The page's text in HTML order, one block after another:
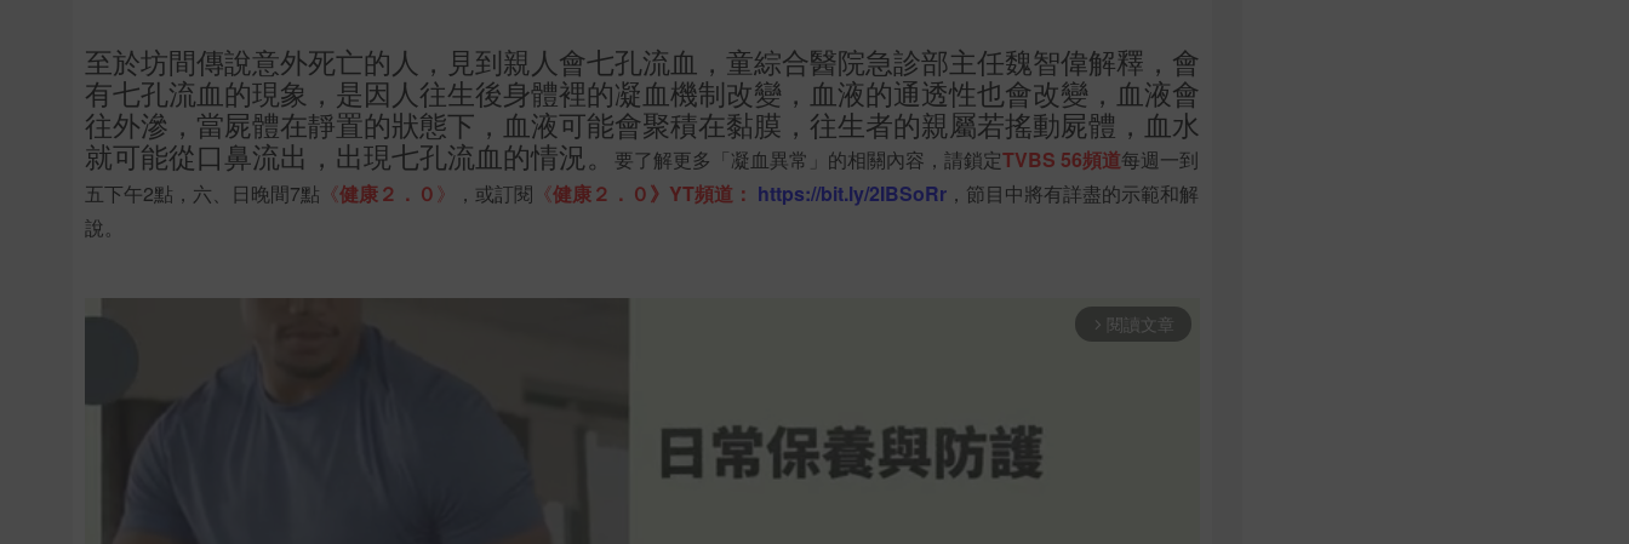
至於坊間傳說意外死亡的人，見到親人會七孔流血，童綜合醫院急診部主任魏智偉解釋，會
有七孔流血的現象，是因人往生後身體裡的凝血機制改變，血液的通透性也會改變，血液會
往外滲，當屍體在靜置的狀態下，血液可能會聚積在黏膜，往生者的親屬若搖動屍體，血水
就可能從口鼻流出，出現七孔流血的情況。
要了解更多「凝血異常」的相關內容，請鎖定TVBS 56頻道每週一到
五下午2點，六、日晚間7點 《健康２．０》 ，或訂閱 《健康２．０》YT頻道： https://bit.ly/2IBSoRr ， 節目中將有詳盡的示範和解
說。
arrow_forward_ios 閱讀文章